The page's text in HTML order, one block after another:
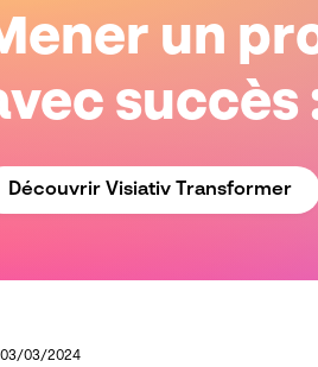
un
succès
Découvrir Visiativ Transformer
03/03/2024